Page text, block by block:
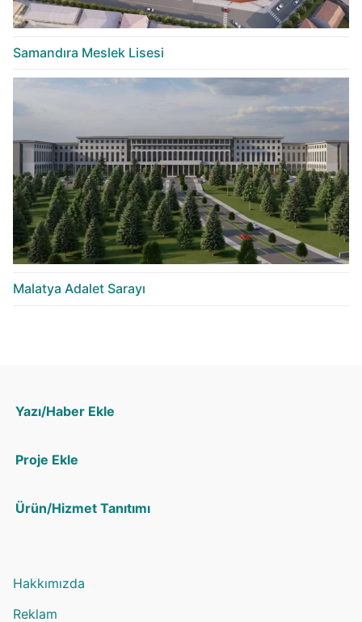
Samandıra Meslek Lisesi
Malatya Adalet Sarayı
Yazı/Haber Ekle
Proje Ekle
Ürün/Hizmet Tanıtımı
Hakkımızda
Reklam